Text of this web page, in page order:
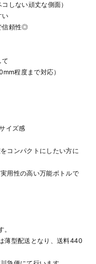
しない頑丈な側面）
い
信頼性◎
程度まで対応）
イズ感
コンパクトにしたい方に
用性の高い万能ボトルで
薄型配送となり、送料440